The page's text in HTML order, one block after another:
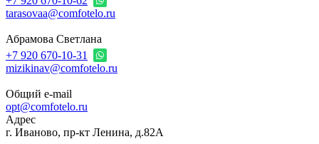
tarasovaa@comfotelo.ru
Абрамова Светлана
+7 920 670-10-31
mizikinav@comfotelo.ru
Общий e-mail
opt@comfotelo.ru
Адрес
г. Иваново, пр-кт Ленина, д.82А